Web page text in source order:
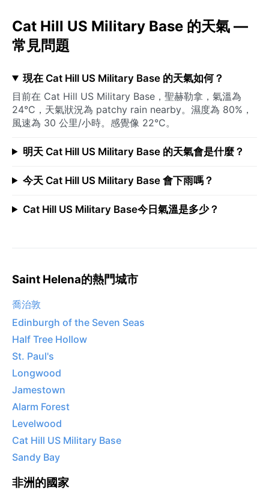
Cat Hill US Military Base 的天氣 —
常見問題
現在 Cat Hill US Military Base 的天氣如何？
目前在 Cat Hill US Military Base，聖赫勒拿，氣溫為
24°C，天氣狀況為 patchy rain nearby。濕度為 80%，
風速為 30 公里/小時。感覺像 22°C。
明天 Cat Hill US Military Base 的天氣會是什麼？
今天 Cat Hill US Military Base 會下雨嗎？
Cat Hill US Military Base今日氣溫是多少？
Saint Helena的熱門城市
喬治敦
Edinburgh of the Seven Seas
Half Tree Hollow
St. Paul's
Longwood
Jamestown
Alarm Forest
Levelwood
Cat Hill US Military Base
Sandy Bay
非洲的國家